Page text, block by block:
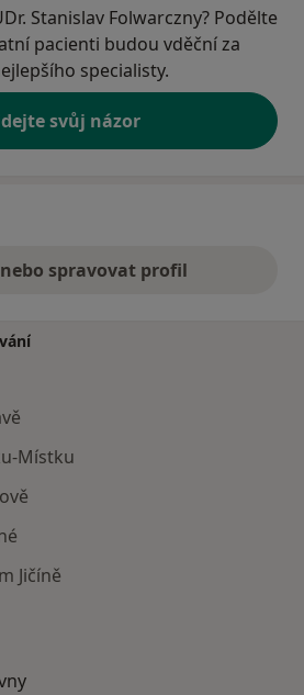
Stanislav Folwarczny? Podělte
pacienti budou vděční za
specialisty.
svůj názor
spravovat profil
Místku
Jičíně